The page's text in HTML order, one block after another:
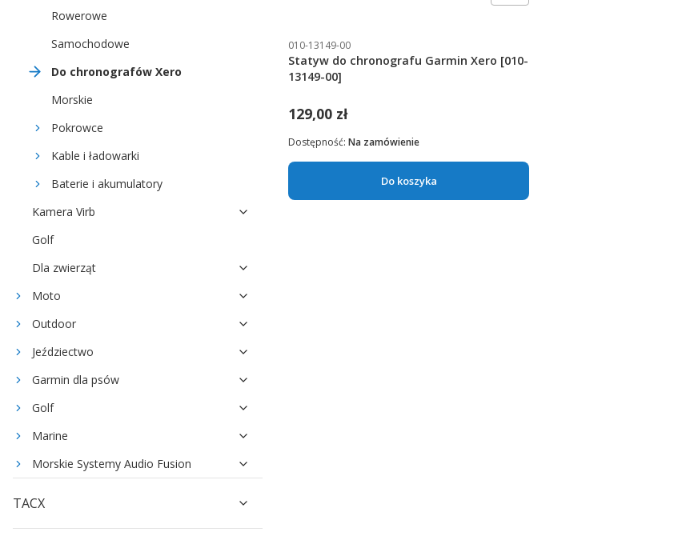
Rowerowe
Samochodowe
Do chronografów Xero
Morskie
Pokrowce
Kable i ładowarki
Baterie i akumulatory
Kamera Virb
Golf
Dla zwierząt
Moto
Outdoor
Jeździectwo
Garmin dla psów
Golf
Marine
Morskie Systemy Audio Fusion
TACX
010-13149-00
Statyw do chronografu Garmin Xero [010-
13149-00]
129,00 zł
Do koszyka
Dostępność: Na zamówienie